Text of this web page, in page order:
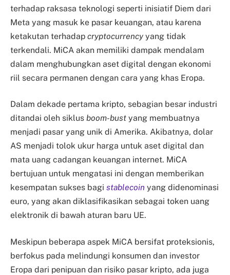
terhadap raksasa teknologi seperti inisiatif Diem dari
Meta yang masuk ke pasar keuangan, atau karena
ketakutan terhadap cryptocurrency yang tidak
terkendali. MiCA akan memiliki dampak mendalam
dalam menghubungkan aset digital dengan ekonomi
riil secara permanen dengan cara yang khas Eropa.
Dalam dekade pertama kripto, sebagian besar industri
ditandai oleh siklus boom-bust yang membuatnya
menjadi pasar yang unik di Amerika. Akibatnya, dolar
AS menjadi tolok ukur harga untuk aset digital dan
mata uang cadangan keuangan internet. MiCA
bertujuan untuk mengatasi ini dengan memberikan
kesempatan sukses bagi stablecoin yang didenominasi
euro, yang akan diklasifikasikan sebagai token uang
elektronik di bawah aturan baru UE.
Meskipun beberapa aspek MiCA bersifat proteksionis,
berfokus pada melindungi konsumen dan investor
Eropa dari penipuan dan risiko pasar kripto, ada juga